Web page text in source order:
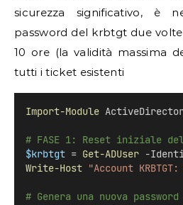
sicurezza significativo, è
password del krbtgt due
10 ore (la validità massima
tutti i ticket esistenti
Import-Module
# FASE 1: Reset iniziale
$krbtgt = Get-ADUser -
Write-Host "Account KRBTGT:
# Genera una nuova